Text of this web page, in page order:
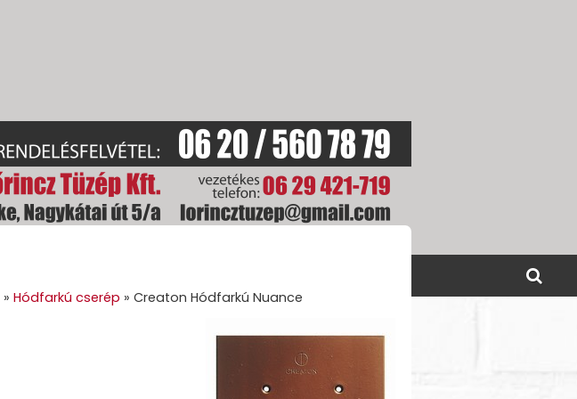
» Hódfarkú cserép » Creaton Hódfarkú Nuance